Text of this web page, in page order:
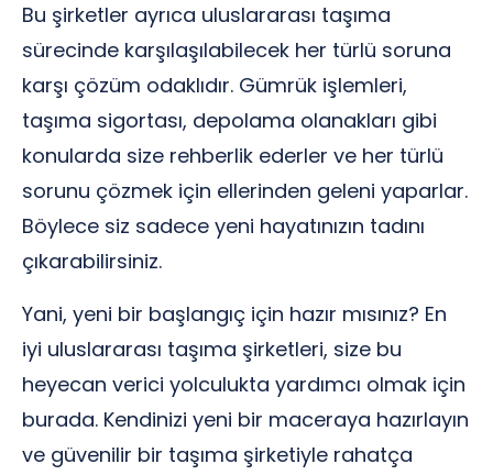
Bu şirketler ayrıca uluslararası taşıma
sürecinde karşılaşılabilecek her türlü soruna
karşı çözüm odaklıdır. Gümrük işlemleri,
taşıma sigortası, depolama olanakları gibi
konularda size rehberlik ederler ve her türlü
sorunu çözmek için ellerinden geleni yaparlar.
Böylece siz sadece yeni hayatınızın tadını
çıkarabilirsiniz.
Yani, yeni bir başlangıç için hazır mısınız? En
iyi uluslararası taşıma şirketleri, size bu
heyecan verici yolculukta yardımcı olmak için
burada. Kendinizi yeni bir maceraya hazırlayın
ve güvenilir bir taşıma şirketiyle rahatça